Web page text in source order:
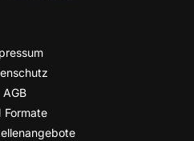
AGB
For­ma­te